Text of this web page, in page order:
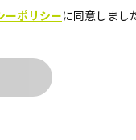
ーポリシーに同意しまし